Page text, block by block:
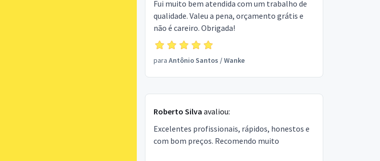
Fui muito bem atendida com um trabalho de
qualidade. Valeu a pena, orçamento grátis e
não é careiro. Obrigada!
para Antônio Santos /Wanke
Roberto Silva avaliou:
Excelentes profissionais, rápidos, honestos e
com bom preços. Recomendo muito